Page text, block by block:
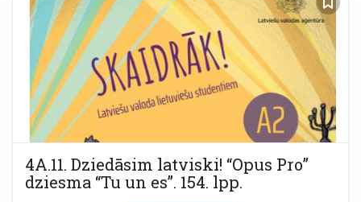
4A.11. Dziedāsim latviski! “Opus Pro”
dziesma “Tu un es”. 154. lpp.